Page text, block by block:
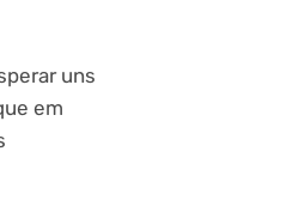
uns
em